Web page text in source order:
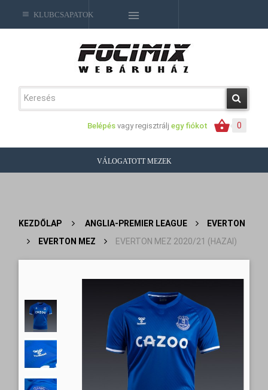
0
Belépés vagy regisztrálj egy fiókot
KLUBCSAPATOK
VÁLOGATOTT MEZEK
KEZDŐLAP > ANGLIA-PREMIER LEAGUE >
EVERTON
>
EVERTON MEZ > EVERTON MEZ 2020/21 (HAZAI)